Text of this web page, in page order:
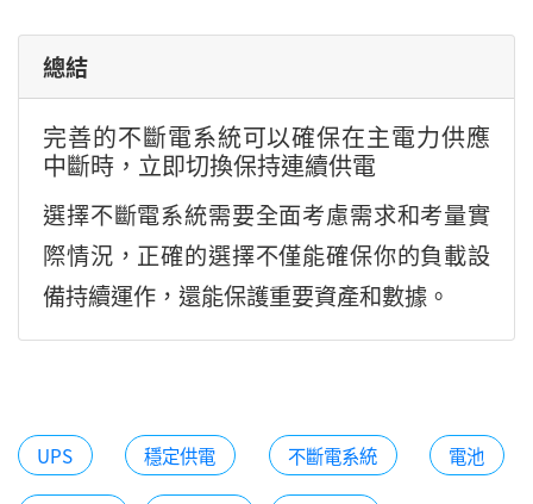
總結
完善的不斷電系統可以確保在主電力供應
中斷時，立即切換保持連續供電
選擇不斷電系統需要全面考慮需求和考量實
際情況，正確的選擇不僅能確保你的負載設
備持續運作，還能保護重要資產和數據。
UPS 穩定供電 不斷電系統 電池